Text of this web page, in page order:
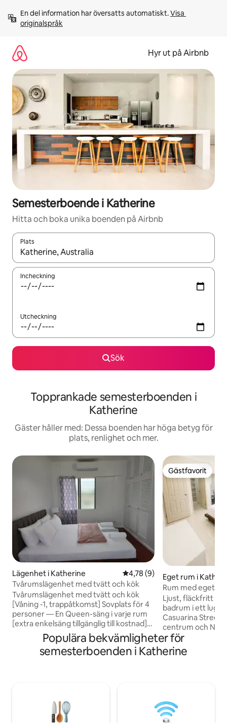
innehåll
En del information har översatts automatiskt. Visa
originalspråk
Hyr ut på Airbnb
Semesterboende i Katherine
Hitta och boka unika boenden på Airbnb
Plats
När resultaten är tillgängliga kan du navigera med upp- och
Incheckning
Utcheckning
Sök
Topprankade semesterboenden i
Katherine
Gäster håller med: Dessa boenden har höga betyg för
plats, renlighet och mer.
Lägenhet i Katherine 4,78 av 5 i genomsnittligt
4,78 (9)
Tvårumslägenhet med tvätt och kök
Tvårumslägenhet med tvätt och kök
[Våning -1, trappåtkomst] Sovplats för 4
personer — En Queen-säng i varje rum
[extra enkelsäng tillgänglig till kostnad]
Luftkonditionering, fläkt, 50" smart-TV,
fullstor kylskåp, te/kaffe, skrivbord, Wi-
Fi, sängkläder och handdukar, hårtork,
helger/helgdagar] Husdjursvänligt
[avgifter tillkommer] Pool och
restaurang på plats. Behöver du något?
Gästfavorit
Gästfavorit
Eget rum i
Rum med eget
Katherine Gorge
Ljust, fläckfritt
badrum i ett
Casuarina Street,
centrum och
för vikarierande
entreprenörer,
turister och
Gratis wifi,
parkering utanför
Populära bekvämligheter för
semesterboenden i Katherine